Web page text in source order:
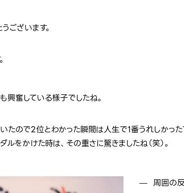
ございます。
興奮している様子でしたね。
たので2位とわかった瞬間は人生で1番うれしかっ
ルをかけた時は、その重さに驚きましたね（笑）。
周囲の